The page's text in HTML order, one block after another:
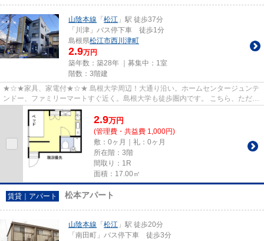
山陰本線 「 松江 」駅 徒歩37分
「川津」バス停下車 徒歩1分
島根県松江市西川津町
2.9万円
築年数：築28年 ｜募集中： 1室
階数：3階建
★☆★家具、家電付★☆★ 島根大学周辺！大通り沿い。ホームセンタージュンテ
ンドー、ファミリーマートすぐ近く。島根大学も徒歩圏内です。 こちら、ただの
単身物件ではありませんよ。冷蔵...
2.9万円
(管理費・共益費 1,000円)
敷：0ヶ月｜礼：0ヶ月
所在階：3階
間取り：1R
面積：17.00㎡
賃貸｜アパート 松本アパート
山陰本線 「 松江 」駅 徒歩20分
「南田町」バス停下車 徒歩3分